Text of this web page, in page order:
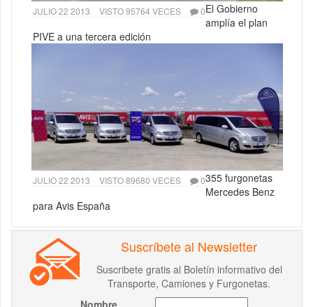
JULIO 22 2013 VISTO 95764 VECES 0El Gobierno
amplía el plan
PIVE a una tercera edición
JULIO 22 2013 VISTO 89680 VECES 0355 furgonetas
Mercedes Benz
para Avis España
Suscríbete al Newsletter
Suscribete gratis al Boletín informativo del
Transporte, Camiones y Furgonetas.
Nombre